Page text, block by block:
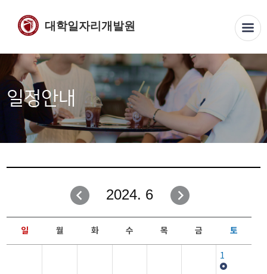
대학일자리개발원
일정안내
2024. 6
일 월 화 수 목 금 토
1